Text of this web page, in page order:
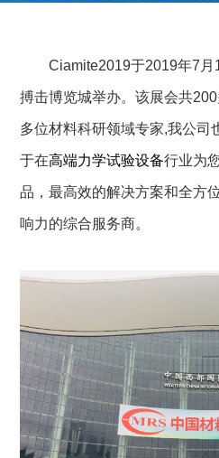
首页
关于德翔
新闻动态
联系我们
选择语言
CN
EN
Ciamite2019于2019年7月
搏击博览城举办。该展会共
多位材料科研领域专家,我公司
于在高端力学试验设备行业为
品，最高效的解决方案和全方
响力的综合服务商。